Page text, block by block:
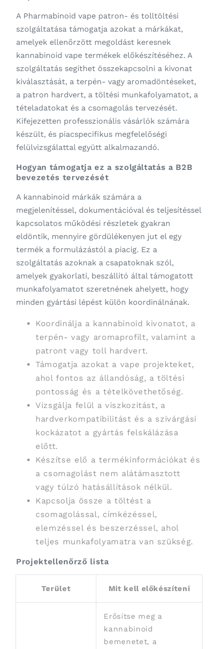
A Pharmabinoid vape patron- és tolltöltési
szolgáltatása támogatja azokat a márkákat,
amelyek ellenőrzött megoldást keresnek
kannabinoid vape termékek előkészítéséhez. A
szolgáltatás segíthet összekapcsolni a kivonat
kiválasztását, a terpén- vagy aromadöntéseket,
a patron hardvert, a töltési munkafolyamatot, a
tételadatokat és a csomagolás tervezését.
Kifejezetten professzionális vásárlók számára
készült, és piacspecifikus megfelelőségi
felülvizsgálattal együtt alkalmazandó.
Hogyan támogatja ez a szolgáltatás a B2B
bevezetés tervezését
A kannabinoid márkák számára a
megjelenítéssel, dokumentációval és teljesítéssel
kapcsolatos működési részletek gyakran
eldöntik, mennyire gördülékenyen jut el egy
termék a formulázástól a piacig. Ez a
szolgáltatás azoknak a csapatoknak szól,
amelyek gyakorlati, beszállító által támogatott
munkafolyamatot szeretnének ahelyett, hogy
minden gyártási lépést külön koordinálnának.
Koordinálja a kannabinoid kivonatot, a
terpén- vagy aromaprofilt, valamint a
patront vagy toll hardvert.
Támogatja azokat a vape projekteket,
ahol fontos az állandóság, a töltési
pontosság és a tételkövethetőség.
Vizsgálja felül a viszkozitást, a
hardverkompatibilitást és a szivárgási
kockázatot a gyártás felskálázása
előtt.
Készítse elő a termékinformációkat és
a csomagolást nem alátámasztott
vagy túlzó hatásállítások nélkül.
Kapcsolja össze a töltést a
csomagolással, címkézéssel,
elemzéssel és beszerzéssel, ahol
teljes munkafolyamatra van szükség.
Projektellenőrző lista
Terület Mit kell előkészíteni
Erősítse meg a
kannabinoid
bemenetet, a